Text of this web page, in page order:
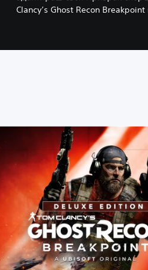
Clancy’s Ghost Recon